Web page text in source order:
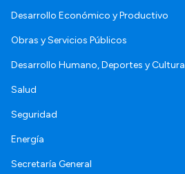
Desarrollo Económico y Productivo
Obras y Servicios Públicos
Desarrollo Humano, Deportes y Cultura
Salud
Seguridad
Energía
Secretaría General